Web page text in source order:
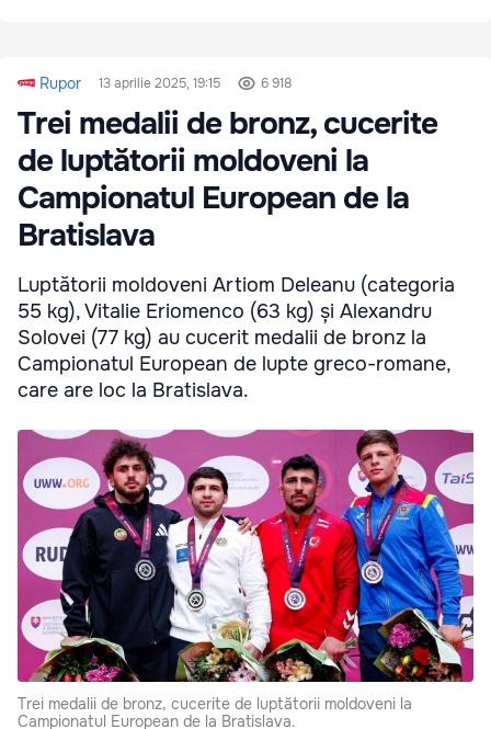
Rupor 13 aprilie 2025, 19:15 6 918
Trei medalii de bronz, cucerite
de luptătorii moldoveni la
Campionatul European de la
Bratislava
Luptătorii moldoveni Artiom Deleanu (categoria
55 kg), Vitalie Eriomenco (63 kg) și Alexandru
Solovei (77 kg) au cucerit medalii de bronz la
Campionatul European de lupte greco-romane,
care are loc la Bratislava.
Trei medalii de bronz, cucerite de luptătorii moldoveni la
Campionatul European de la Bratislava.